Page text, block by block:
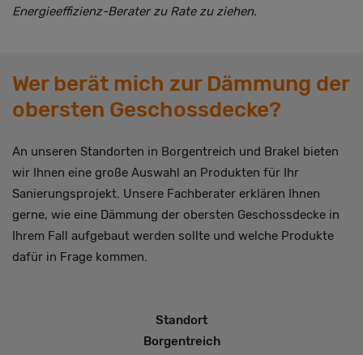
Energieeffizienz-Berater zu Rate zu ziehen.
Wer berät mich zur Dämmung der
obersten Geschossdecke?
An unseren Standorten in Borgentreich und Brakel bieten
wir Ihnen eine große Auswahl an Produkten für Ihr
Sanierungsprojekt. Unsere Fachberater erklären Ihnen
gerne, wie eine Dämmung der obersten Geschossdecke in
Ihrem Fall aufgebaut werden sollte und welche Produkte
dafür in Frage kommen.
Standort
Borgentreich